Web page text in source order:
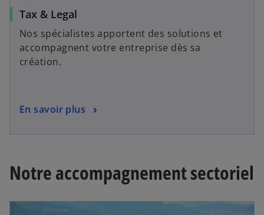
Tax & Legal
Nos spécialistes apportent des solutions et
accompagnent votre entreprise dès sa
création.
En savoir plus
Notre accompagnement sectoriel